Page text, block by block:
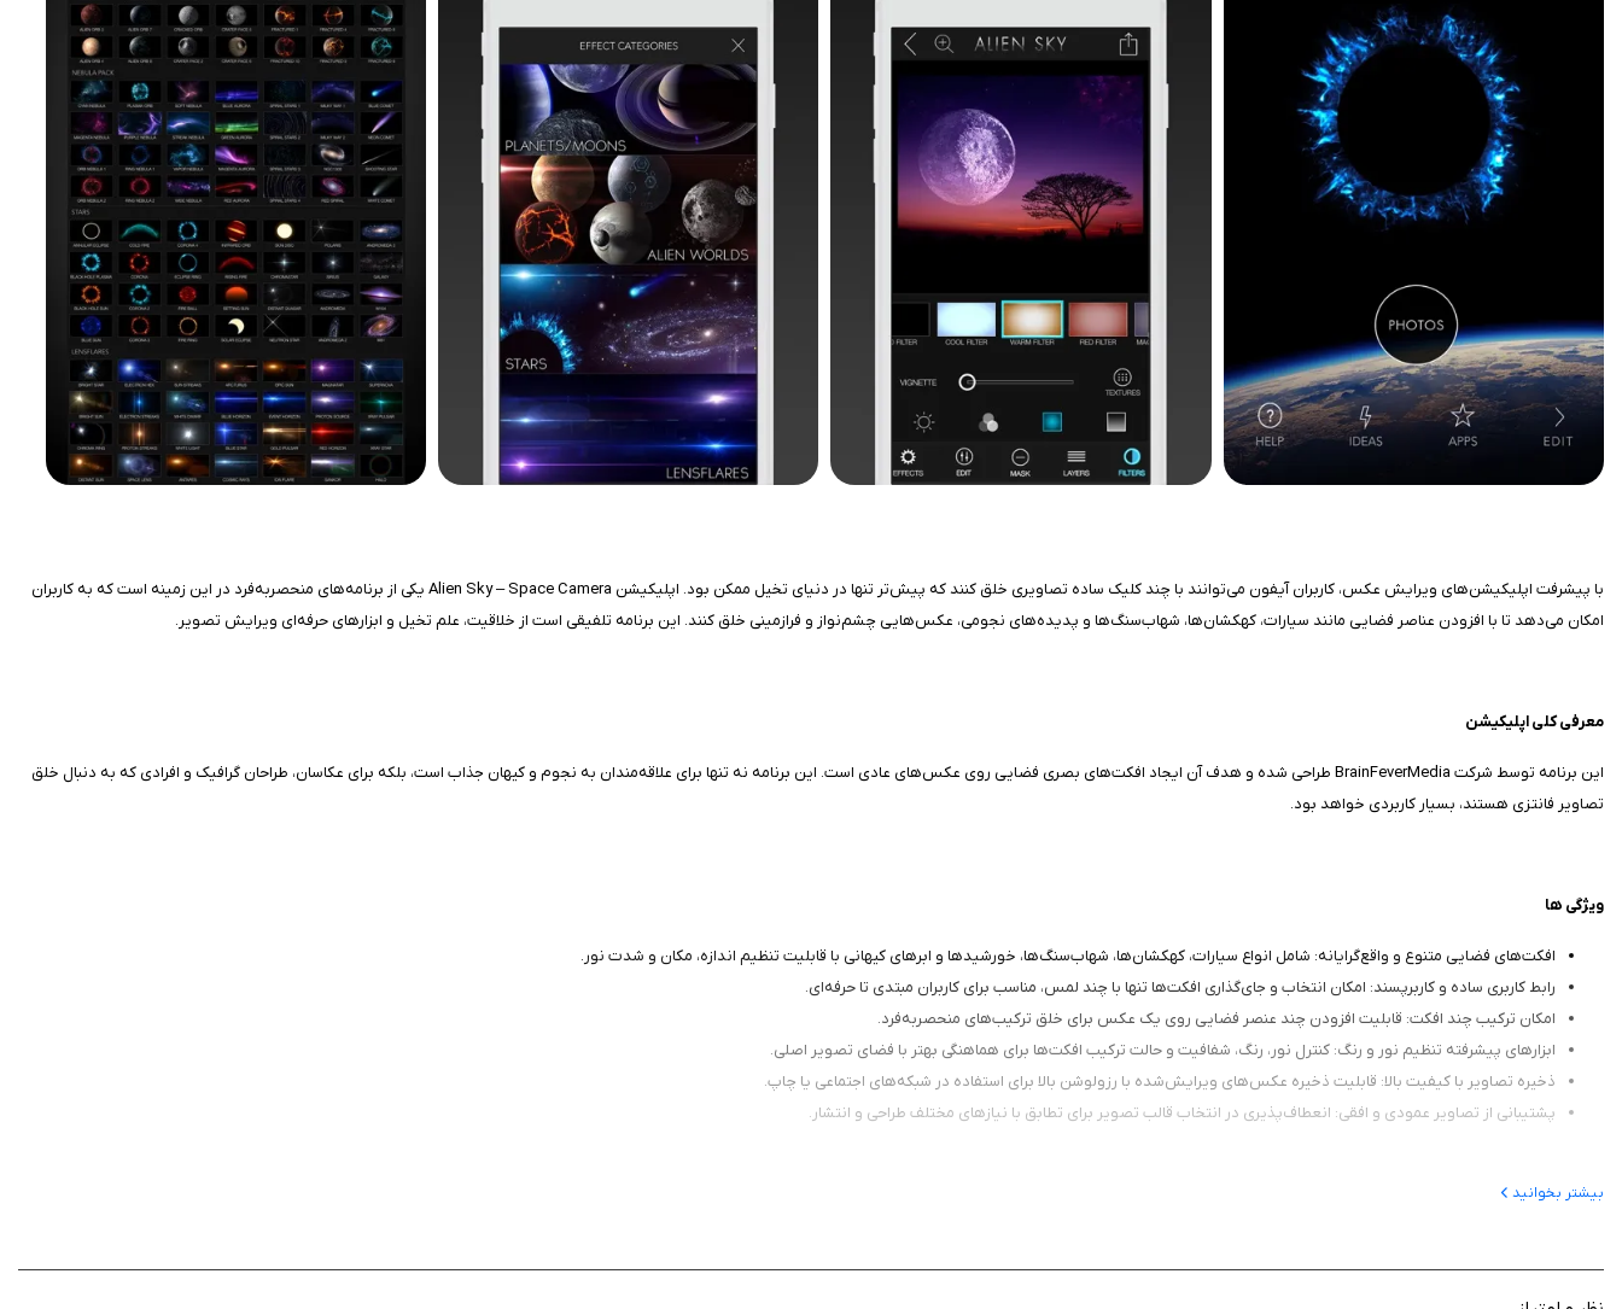
با پیشرفت اپلیکیشن‌های ویرایش عکس، کاربران آیفون می‌توانند با چند کلیک ساده تصاویری خلق کنند که پیش‌تر تنها در دنیای تخیل ممکن بود. اپلیکیشن Alien Sky – Space Camera یکی از برنامه‌های منحصر‌به‌فرد در این زمینه است که به کاربران
امکان می‌دهد تا با افزودن عناصر فضایی مانند سیارات، کهکشان‌ها، شهاب‌سنگ‌ها و پدیده‌های نجومی، عکس‌هایی چشم‌نواز و فرازمینی خلق کنند. این برنامه تلفیقی است از خلاقیت، علم تخیل و ابزارهای حرفه‌ای ویرایش تصویر.
معرفی کلی اپلیکیشن
این برنامه توسط شرکت BrainFeverMedia طراحی شده و هدف آن ایجاد افکت‌های بصری فضایی روی عکس‌های عادی است. این برنامه نه تنها برای علاقه‌مندان به نجوم و کیهان جذاب است، بلکه برای عکاسان، طراحان گرافیک و افرادی که به دنبال خلق
تصاویر فانتزی هستند، بسیار کاربردی خواهد بود.
ویژگی‌ ها
افکت‌های فضایی متنوع و واقع‌گرایانه: شامل انواع سیارات، کهکشان‌ها، شهاب‌سنگ‌ها، خورشیدها و ابرهای کیهانی با قابلیت تنظیم اندازه، مکان و شدت نور.
رابط کاربری ساده و کاربرپسند: امکان انتخاب و جای‌گذاری افکت‌ها تنها با چند لمس، مناسب برای کاربران مبتدی تا حرفه‌ای.
امکان ترکیب چند افکت: قابلیت افزودن چند عنصر فضایی روی یک عکس برای خلق ترکیب‌های منحصربه‌فرد.
ابزارهای پیشرفته تنظیم نور و رنگ: کنترل نور، رنگ، شفافیت و حالت ترکیب افکت‌ها برای هماهنگی بهتر با فضای تصویر اصلی.
ذخیره تصاویر با کیفیت بالا: قابلیت ذخیره عکس‌های ویرایش‌شده با رزولوشن بالا برای استفاده در شبکه‌های اجتماعی یا چاپ.
پشتیبانی از تصاویر عمودی و افقی: انعطاف‌پذیری در انتخاب قالب تصویر برای تطابق با نیازهای مختلف طراحی و انتشار.
در این برنامه کاربران می‌توانند تصاویری با جلوه‌های تخیلی خلق کنند که در عکاسی معمولی دست‌یافتنی نیست. ترکیب چشم‌اندازهای زمینی با سیارات عظیم یا عبور شهاب‌سنگ‌ها از آسمان شب، به تصاویر حالتی رویایی و سینمایی می‌دهد. این اپلیکیشن
بیشتر بخوانید